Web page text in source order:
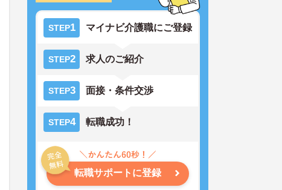
STEP1 マイナビ介護職にご登録
STEP2 求人のご紹介
STEP3 面接・条件交渉
STEP4 転職成功！
転職サポートに登録